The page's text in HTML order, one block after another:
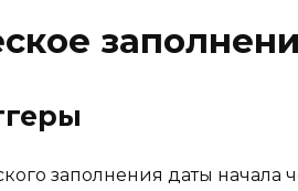
заполнения даты начала